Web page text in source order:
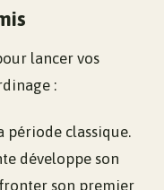
lancer vos
:
période classique.
développe son
son premier